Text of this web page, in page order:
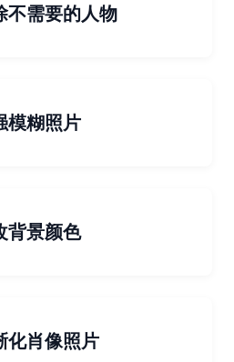
不需要的人物
模糊照片
背景颜色
化肖像照片